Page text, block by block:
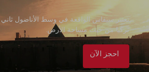
تعتبر سيفاس الواقعة في وسط الأناضول ثاني
تركيا من حيث مساحة الأرض.
احجز الآن